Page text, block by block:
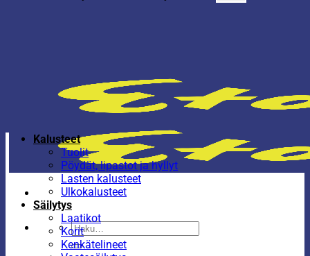
Etsi:
Kalusteet
Tuolit
Pöydät, lipastot ja hyllyt
Lasten kalusteet
Ulkokalusteet
Säilytys
Laatikot
Korit
Kenkätelineet